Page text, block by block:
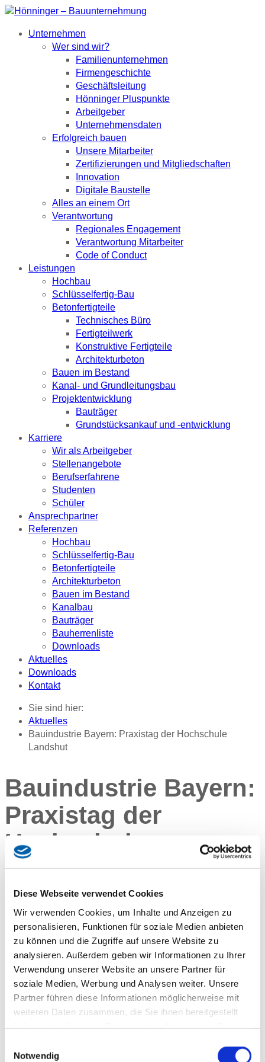
Diese Webseite verwendet Cookies
Wir verwenden Cookies, um Inhalte und Anzeigen zu
personalisieren, Funktionen für soziale Medien anbieten
zu können und die Zugriffe auf unsere Website zu
analysieren. Außerdem geben wir Informationen zu Ihrer
Verwendung unserer Website an unsere Partner für
soziale Medien, Werbung und Analysen weiter. Unsere
Partner führen diese Informationen möglicherweise mit
weiteren Daten zusammen, die Sie ihnen bereitgestellt
Notwendig
Unternehmen
Wer sind wir?
Familienunternehmen
Firmengeschichte
Geschäftsleitung
Hönninger Pluspunkte
Arbeitgeber
Unternehmensdaten
Erfolgreich bauen
Unsere Mitarbeiter
Zertifizierungen und Mitgliedschaften
Innovation
Digitale Baustelle
Alles an einem Ort
Verantwortung
Regionales Engagement
Verantwortung Mitarbeiter
Code of Conduct
Leistungen
Hochbau
Schlüsselfertig-Bau
Betonfertigteile
Technisches Büro
Fertigteilwerk
Konstruktive Fertigteile
Architekturbeton
Bauen im Bestand
Kanal- und Grundleitungsbau
Projektentwicklung
Bauträger
Grundstücksankauf und -entwicklung
Karriere
Wir als Arbeitgeber
Stellenangebote
Berufserfahrene
Studenten
Schüler
Ansprechpartner
Referenzen
Hochbau
Schlüsselfertig-Bau
Betonfertigteile
Architekturbeton
Bauen im Bestand
Kanalbau
Bauträger
Bauherrenliste
Downloads
Aktuelles
Downloads
Kontakt
Sie sind hier:
Aktuelles
Bauindustrie Bayern: Praxistag der Hochschule
Landshut
Bauindustrie Bayern:
Praxistag der
Hochschule
Landshut
Wir bilden weiter: Unsere Baustelle
am Theodor-Heuss-Platz wird zum
Lernort für angehende
Bauingenieur
Vor kurzem durften wir angehende Bauingenieure
Theodor-Heuss-Platz begrüßen. Hier entsteht ein